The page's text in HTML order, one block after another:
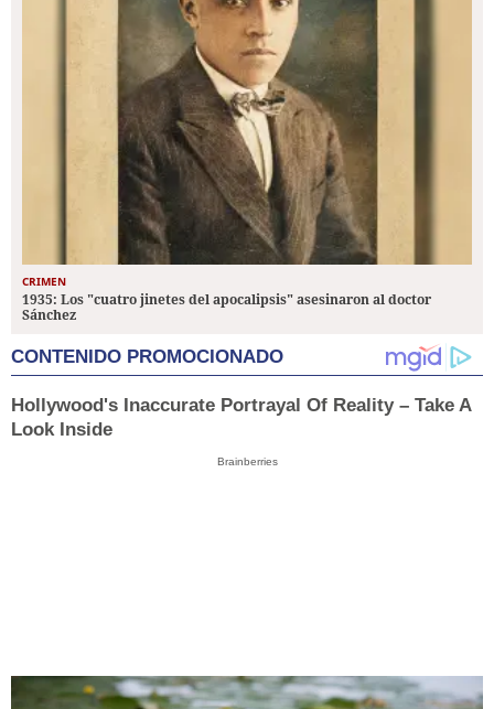
CRIMEN
1935: Los "cuatro jinetes del apocalipsis" asesinaron al doctor
Sánchez
CONTENIDO PROMOCIONADO
Hollywood's Inaccurate Portrayal Of Reality – Take A
Look Inside
Brainberries